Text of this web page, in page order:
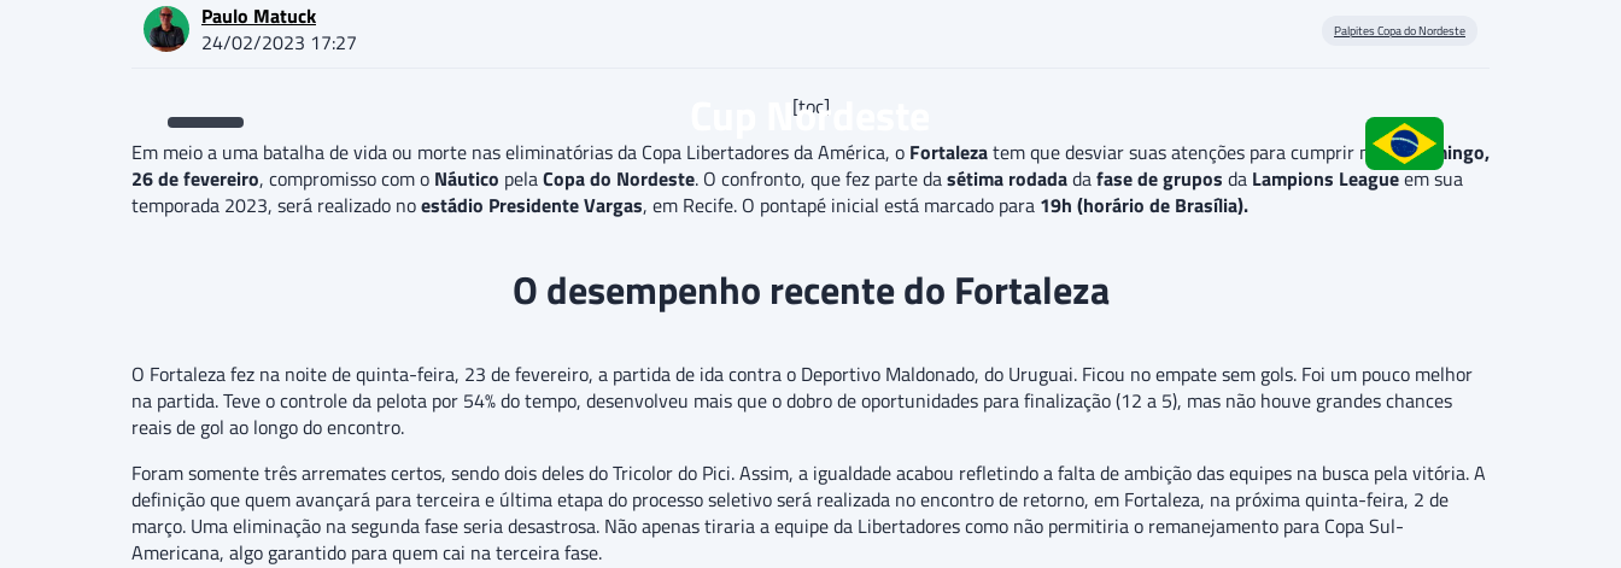
Paulo Matuck
24/02/2023 17:27
Palpites Copa do Nordeste
Cup Nordeste
[toc]
Em meio a uma batalha de vida ou morte nas eliminatórias da Copa Libertadores da América, o Fortalezatem que desviar suas atenções para cumprir nestedomingo,
26 de fevereiro, compromisso com o Náutico pelaCopa do Nordeste. O confronto, que fez parte dasétima rodadadafase de grupos da Lampions Leagueem sua
temporada 2023, será realizado noestádio Presidente Vargas, em Recife. O pontapé inicial está marcado para 19h (horário de Brasília).
O desempenho recente do Fortaleza
O Fortaleza fez na noite de quinta-feira, 23 de fevereiro, a partida de ida contra o Deportivo Maldonado, do Uruguai. Ficou no empate sem gols. Foi um pouco melhor
na partida. Teve o controle da pelota por 54% do tempo, desenvolveu mais que o dobro de oportunidades para finalização (12 a 5), mas não houve grandes chances
reais de gol ao longo do encontro.
Foram somente três arremates certos, sendo dois deles do Tricolor do Pici. Assim, a igualdade acabou refletindo a falta de ambição das equipes na busca pela vitória. A
definição que quem avançará para terceira e última etapa do processo seletivo será realizada no encontro de retorno, em Fortaleza, na próxima quinta-feira, 2 de
março. Uma eliminação na segunda fase seria desastrosa. Não apenas tiraria a equipe da Libertadores como não permitiria o remanejamento para Copa Sul-
Americana, algo garantido para quem cai na terceira fase.